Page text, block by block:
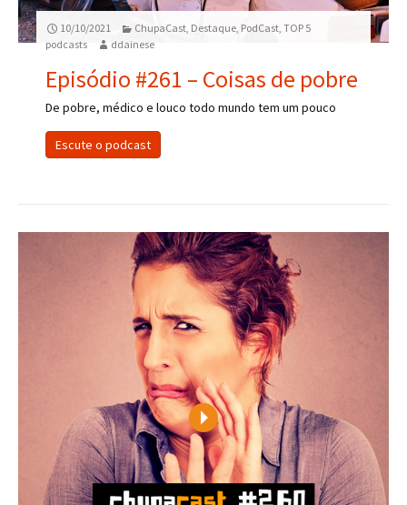
10/10/2021 ChupaCast Destaque PodCast ,TOP 5
podcasts
ddainese
Episódio #261 – Coisas de pobre
De pobre, médico e louco todo mundo tem um pouco
Escute o podcast
Play